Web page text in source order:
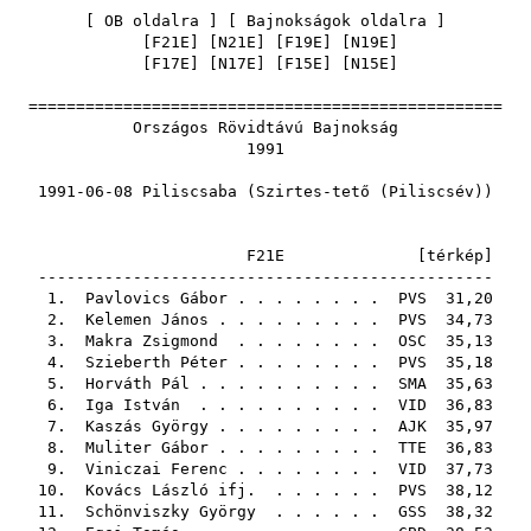
OB oldalra Bajnokságok oldalra
F21E N21E F19E N19E
F17E N17E F15E N15E
==================================================
Országos Rövidtávú Bajnokság
1991
1991-06-08 Piliscsaba (Szirtes-tető (Piliscsév))
F21E [ térkép
------------------------------------------------
1. Pavlovics Gábor . . . . . . . . PVS 31,20
2. Kelemen János . . . . . . . . . PVS 34,73
3. Makra Zsigmond . . . . . . . . OSC 35,13
4. Szieberth Péter . . . . . . . . PVS 35,18
5. Horváth Pál . . . . . . . . . . SMA 35,63
6. Iga István . . . . . . . . . . VID 36,83
7. Kaszás György . . . . . . . . . AJK 35,97
8. Muliter Gábor . . . . . . . . . TTE 36,83
9. Viniczai Ferenc . . . . . . . . VID 37,73
10. Kovács László ifj. . . . . . . PVS 38,12
11. Schönviszky György . . . . . . GSS 38,32